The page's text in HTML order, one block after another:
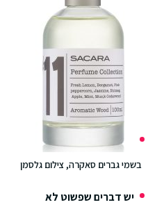
בשמי גברים סאקרה, צילום גלסמן
יש דברים שפשוט לא